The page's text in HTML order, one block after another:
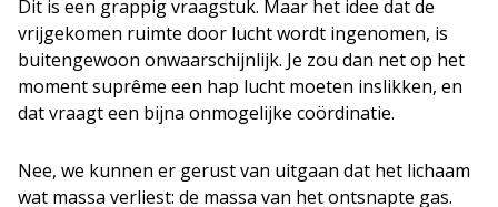
Dit is een grappig vraagstuk. Maar het idee dat de
vrijgekomen ruimte door lucht wordt ingenomen, is
buitengewoon onwaarschijnlijk. Je zou dan net op het
moment suprême een hap lucht moeten inslikken, en
dat vraagt een bijna onmogelijke coördinatie.
Nee, we kunnen er gerust van uitgaan dat het lichaam
wat massa verliest: de massa van het ontsnapte gas.